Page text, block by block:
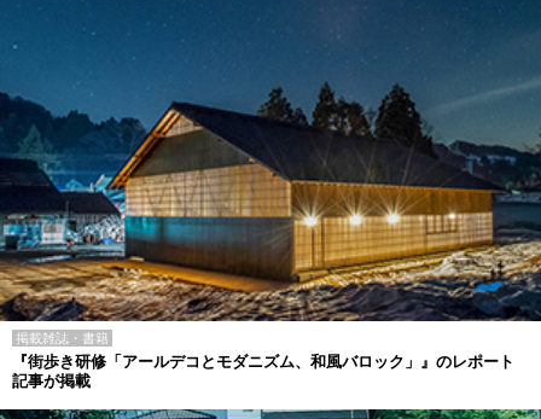
掲載雑誌・書籍
『街歩き研修「アールデコとモダニズム、和風バロック」』のレポート
記事が掲載